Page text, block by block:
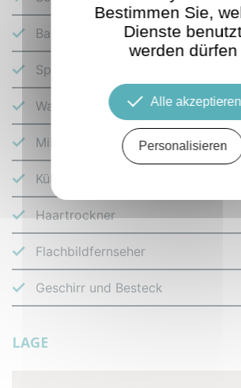
Backofen
Spülmaschine
Waschmaschine
Mikrowelle
Kühlschrank
Haartrockner
Flachbildfernseher
Geschirr und Besteck
LAGE
Bestimmen Sie,
Dienste
werden dürfen
Alle akzeptieren
Personalisieren